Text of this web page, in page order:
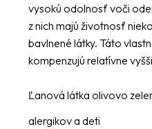
vysokú odolnosť voči
z nich majú životnosť
bavlnené látky. Táto
kompenzujú relatívne
Ľanová látka olivovo
alergikov a deti